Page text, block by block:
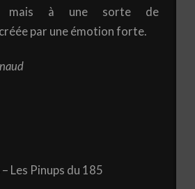
mais à une sorte de
par une émotion forte.
Pinups du 185